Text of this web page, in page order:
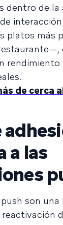
dentro de la
interacción
platos más
rendimiento
de cerca
a las
son una